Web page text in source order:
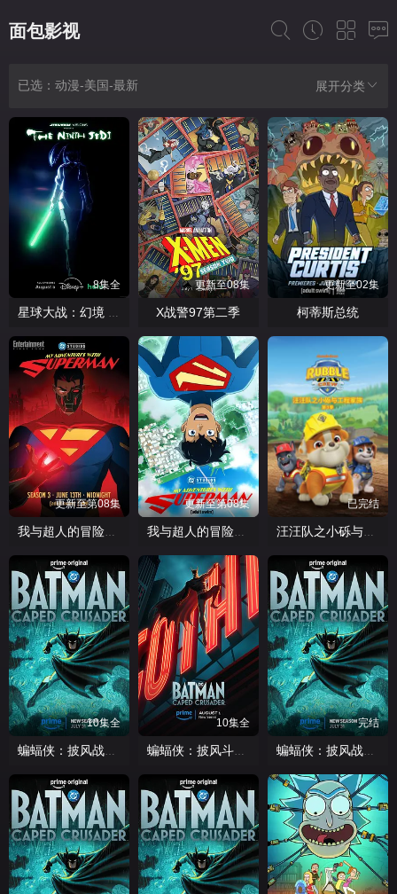
面包影视
展开分类
已选：动漫-美国-最新
8集全
星球大战：幻境 —第九个绝地武士
更新至08集
X战警97第二季
更新至02集
柯蒂斯总统
更新至第08集
我与超人的冒险第三季
更新至第08集
我与超人的冒险第三季
已完结
汪汪队之小砾与工程家族第三季国语
10集全
蝙蝠侠：披风战士第二季
10集全
蝙蝠侠：披风斗士第一季
完结
蝙蝠侠：披风战士第二季